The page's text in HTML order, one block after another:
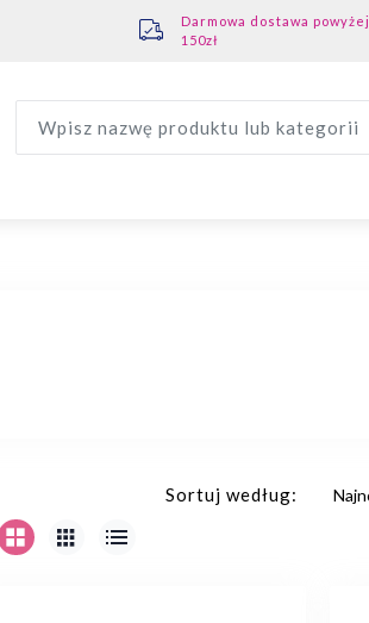
Darmowa dostawa powyżej
150zł
Wpisz nazwę produktu lub kategorii
Sortuj według: